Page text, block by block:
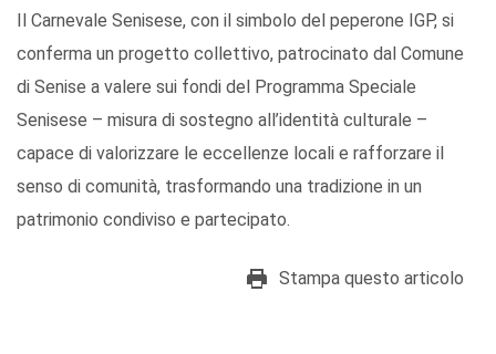
Il Carnevale Senisese, con il simbolo del peperone IGP, si
conferma un progetto collettivo, patrocinato dal Comune
di Senise a valere sui fondi del Programma Speciale
Senisese – misura di sostegno all’identità culturale –
capace di valorizzare le eccellenze locali e rafforzare il
senso di comunità, trasformando una tradizione in un
patrimonio condiviso e partecipato.
Stampa questo articolo